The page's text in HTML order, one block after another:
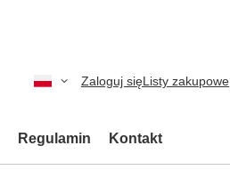
Zaloguj sięListy zakupowe
Regulamin Kontakt